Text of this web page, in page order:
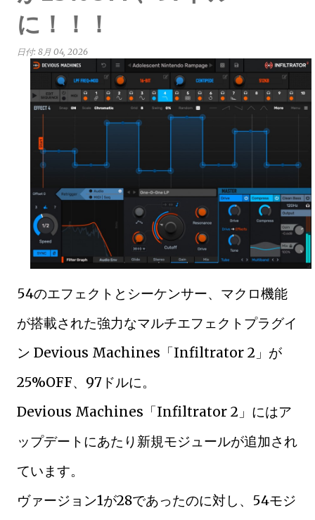
に！！！
日付: 8月 04, 2026
54のエフェクトとシーケンサー、マクロ機能
が搭載された強力なマルチエフェクトプラグイ
ン Devious Machines「Infiltrator 2」が
25%OFF、97ドルに。
Devious Machines「Infiltrator 2」にはア
ップデートにあたり新規モジュールが追加され
ています。
ヴァージョン1が28であったのに対し、54モジ